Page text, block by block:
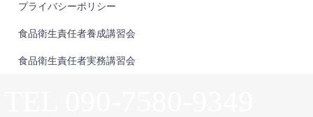
プライバシーポリシー
食品衛生責任者養成講習会
食品衛生責任者実務講習会